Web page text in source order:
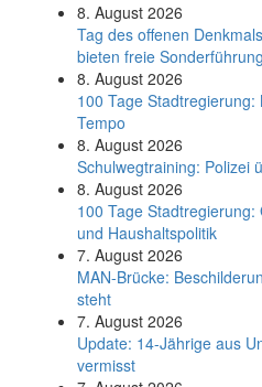
8. August 2026
Tag des offenen
bieten freie
8. August 2026
100 Tage
Tempo
8. August 2026
Schul­weg­trai­ning: Poli­zei
8. August 2026
100 Tage
und Haushaltspolitik
7. August 2026
MAN-Brücke:
steht
7. August 2026
Update: 14-Jährige aus
vermisst